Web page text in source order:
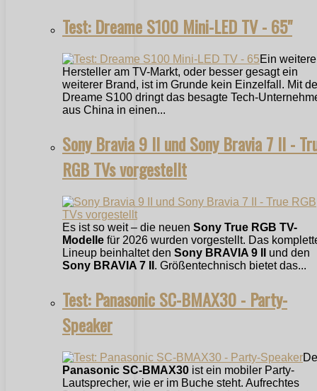
Test: Dreame S100 Mini-LED TV - 65"
Ein
Hersteller am TV-Markt, oder besser gesagt ein
weiterer Brand, ist im Grunde kein Einzelfall. Mit
Dreame S100 dringt das besagte Tech-
aus China in einen...
Sony Bravia 9 II und Sony Bravia 7 II -
RGB TVs vorgestellt
Es ist so weit – die neuen Sony True RGB TV-
Modelle für 2026 wurden vorgestellt. Das
Lineup beinhaltet den Sony BRAVIA 9 II
und den
Sony BRAVIA 7 II . Größentechnisch bietet das...
Test: Panasonic SC-BMAX30 - Party-
Speaker
Panasonic SC-BMAX30 ist ein mobiler Party-
Lautsprecher, wie er im Buche steht. Aufrechtes